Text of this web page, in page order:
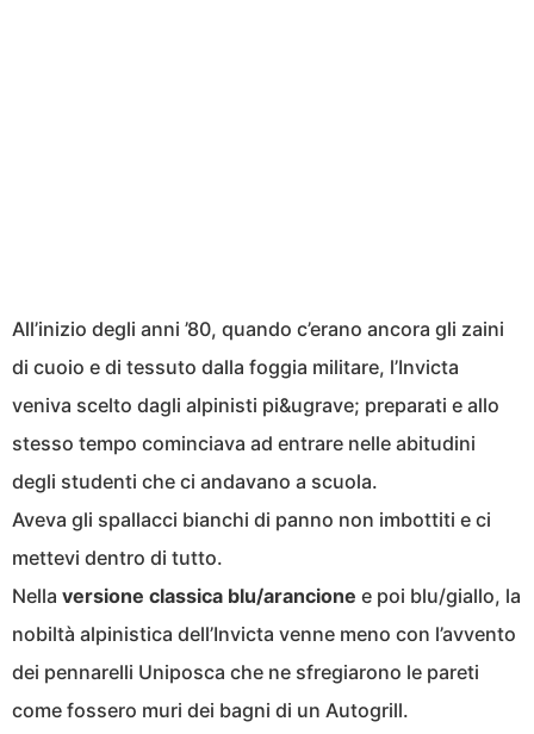
All’inizio degli anni ’80, quando c’erano ancora gli zaini
di cuoio e di tessuto dalla foggia militare, l’Invicta
veniva scelto dagli alpinisti pi&ugrave; preparati e allo
stesso tempo cominciava ad entrare nelle abitudini
degli studenti che ci andavano a scuola.
Aveva gli spallacci bianchi di panno non imbottiti e ci
mettevi dentro di tutto.
Nella versione classica blu/arancione e poi blu/giallo, la
nobiltà alpinistica dell’Invicta venne meno con l’avvento
dei pennarelli Uniposca che ne sfregiarono le pareti
come fossero muri dei bagni di un Autogrill.